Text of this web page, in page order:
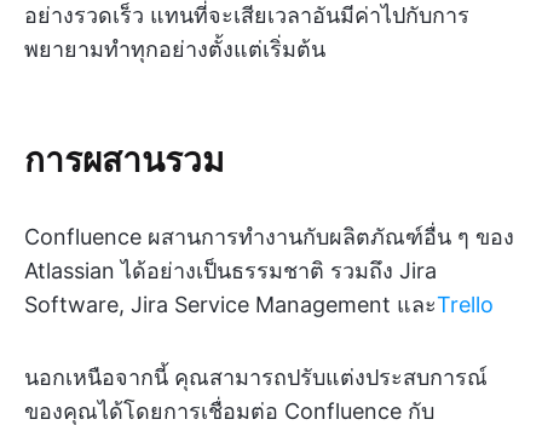
อย่างรวดเร็ว แทนที่จะเสียเวลาอันมีค่าไปกับการ
พยายามทำทุกอย่างตั้งแต่เริ่มต้น
การผสานรวม
Confluence ผสานการทำงานกับผลิตภัณฑ์อื่น ๆ ของ
Atlassian ได้อย่างเป็นธรรมชาติ รวมถึง Jira
Software, Jira Service Management และTrello
นอกเหนือจากนี้ คุณสามารถปรับแต่งประสบการณ์
ของคุณได้โดยการเชื่อมต่อ Confluence กับ